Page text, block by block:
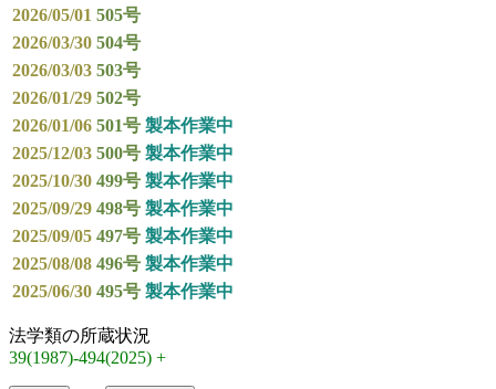
2026/05/01 505号
2026/03/30 504号
2026/03/03 503号
2026/01/29 502号
2026/01/06 501号 製本作業中
2025/12/03 500号 製本作業中
2025/10/30 499号 製本作業中
2025/09/29 498号 製本作業中
2025/09/05 497号 製本作業中
2025/08/08 496号 製本作業中
2025/06/30 495号 製本作業中
法学類の所蔵状況
39(1987)-494(2025) +